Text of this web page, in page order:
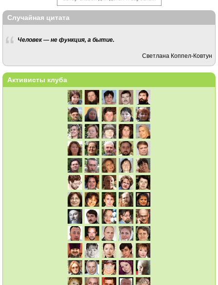
Случайная цитата
Человек — не функция, а бытие.
Светлана Коппел-Ковтун
Активисты клуба